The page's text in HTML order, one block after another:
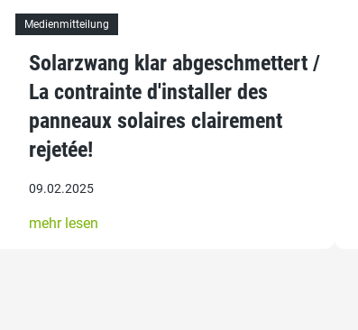
Medienmitteilung
Solarzwang klar abgeschmettert /
La contrainte d'installer des
panneaux solaires clairement
rejetée!
09.02.2025
mehr lesen